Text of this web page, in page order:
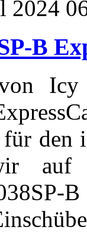
2024
B
Icy
den
auf